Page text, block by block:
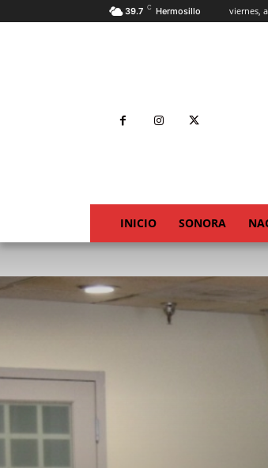
39.7 C Hermosillo viernes,
INICIO SONORA